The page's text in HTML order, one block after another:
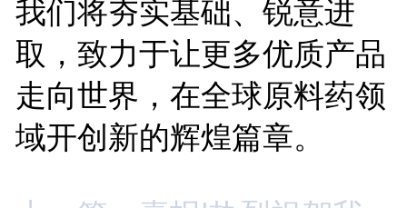
我们将夯实基础、锐意进
取，致力于让更多优质产品
走向世界，在全球原料药领
域开创新的辉煌篇章。